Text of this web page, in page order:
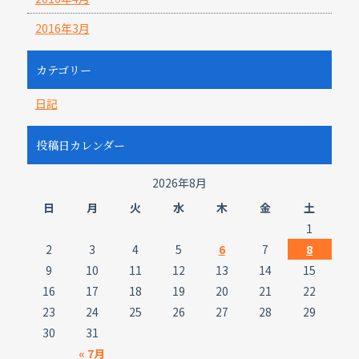
2016年3月
カテゴリー
日記
投稿日カレンダー
2026年8月
日
月 火 水 木 金 土
« 7月
1
2
3 4 5 6 7
8
9
10 11 12 13 14
15
16
17 18 19 20 21
22
23
24 25 26 27 28
29
30
31